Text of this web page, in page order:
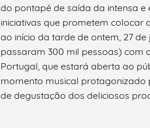
do pontapé de saída da intensa e
iniciativas que prometem colocar
ao início da tarde de ontem, 27
passaram 300 mil pessoas) com
Portugal, que estará aberta ao
momento musical protagonizado
de degustação dos deliciosos